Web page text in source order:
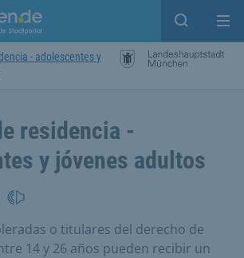
Open
- adolescentes y
residencia -
y jóvenes adultos
o titulares del derecho de
14 y 26 años pueden recibir un